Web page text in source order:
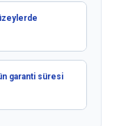
garanti süresi